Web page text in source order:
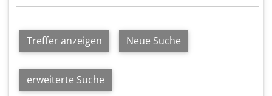
Treffer anzeigen Neue Suche
erweiterte Suche